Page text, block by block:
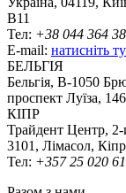
B11
Тел: +38 044 364
E-mail: натисніть
БЕЛЬГІЯ
Бельгія, В-1050
проспект Луїза, 146
КІПР
Трайдент Центр, 2-
3101, Лімасол, Кіпр
Тел: +357 25 020